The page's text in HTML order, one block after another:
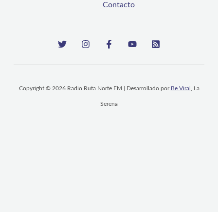
Contacto
Copyright © 2026 Radio Ruta Norte FM | Desarrollado por Be Viral , La
Serena